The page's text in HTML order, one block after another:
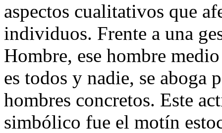
aspectos cualitativos que
individuos. Frente a una
Hombre, ese hombre
es todos y nadie, se aboga
hombres concretos. Este
simbólico fue el motín